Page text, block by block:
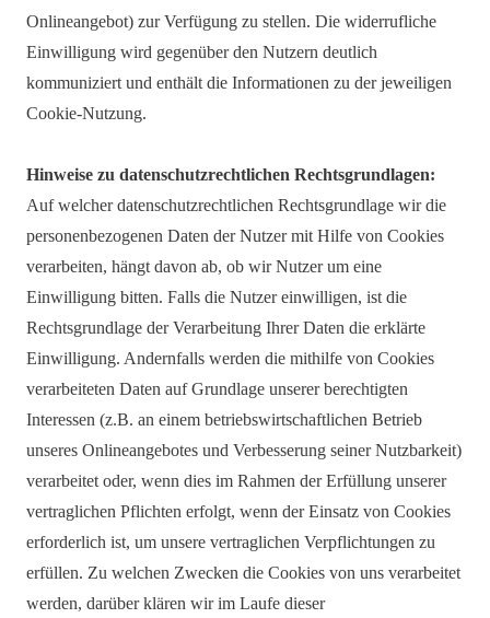
Onlineangebot) zur Verfügung zu stellen. Die widerrufliche
Einwilligung wird gegenüber den Nutzern deutlich
kommuniziert und enthält die Informationen zu der jeweiligen
Cookie-Nutzung.
Hinweise zu datenschutzrechtlichen Rechtsgrundlagen:
Auf welcher datenschutzrechtlichen Rechtsgrundlage wir die
personenbezogenen Daten der Nutzer mit Hilfe von Cookies
verarbeiten, hängt davon ab, ob wir Nutzer um eine
Einwilligung bitten. Falls die Nutzer einwilligen, ist die
Rechtsgrundlage der Verarbeitung Ihrer Daten die erklärte
Einwilligung. Andernfalls werden die mithilfe von Cookies
verarbeiteten Daten auf Grundlage unserer berechtigten
Interessen (z.B. an einem betriebswirtschaftlichen Betrieb
unseres Onlineangebotes und Verbesserung seiner Nutzbarkeit)
verarbeitet oder, wenn dies im Rahmen der Erfüllung unserer
vertraglichen Pflichten erfolgt, wenn der Einsatz von Cookies
erforderlich ist, um unsere vertraglichen Verpflichtungen zu
erfüllen. Zu welchen Zwecken die Cookies von uns verarbeitet
werden, darüber klären wir im Laufe dieser